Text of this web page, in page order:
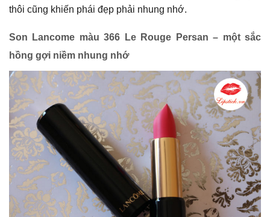
thôi cũng khiến phái đẹp phải nhung nhớ.
Son Lancome màu 366 Le Rouge Persan – một sắc
hồng gợi niềm nhung nhớ